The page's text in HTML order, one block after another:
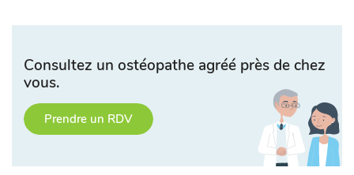
Consultez un ostéopathe agréé près de chez
vous.
Prendre un RDV